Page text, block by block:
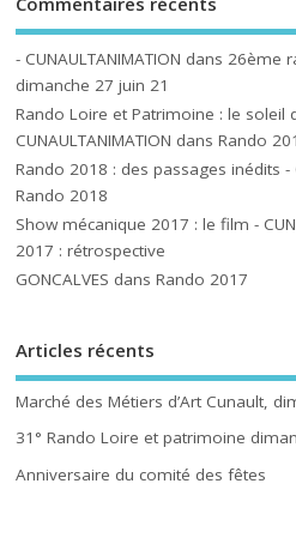
- CUNAULTANIMATION dans 26ème
dimanche 27 juin 21
Rando Loire et Patrimoine : le soleil
CUNAULTANIMATION dansRando
Rando 2018 : des passages inédits -
Rando 2018
Show mécanique 2017 : le film -
2017 : rétrospective
GONCALVES dansRando 2017
Articles récents
Marché des Métiers d’Art Cunault,
31° Rando Loire et patrimoine
Anniversaire du comité des fêtes